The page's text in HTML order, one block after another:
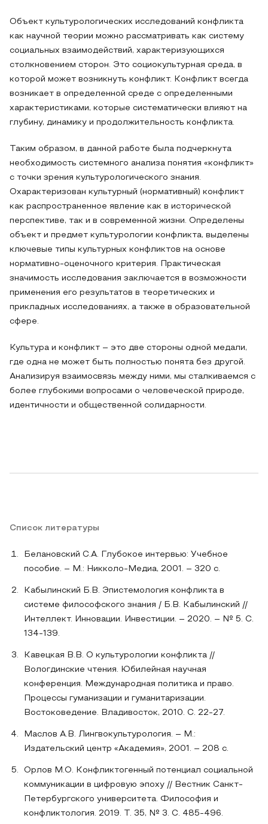
Объект культурологических исследований конфликта
как научной теории можно рассматривать как систему
социальных взаимодействий, характеризующихся
столкновением сторон. Это социокультурная среда, в
которой может возникнуть конфликт. Конфликт всегда
возникает в определенной среде с определенными
характеристиками, которые систематически влияют на
глубину, динамику и продолжительность конфликта.
Таким образом, в данной работе была подчеркнута
необходимость системного анализа понятия «конфликт»
с точки зрения культурологического знания.
Охарактеризован культурный (нормативный) конфликт
как распространенное явление как в исторической
перспективе, так и в современной жизни. Определены
объект и предмет культурологии конфликта, выделены
ключевые типы культурных конфликтов на основе
нормативно-оценочного критерия. Практическая
значимость исследования заключается в возможности
применения его результатов в теоретических и
прикладных исследованиях, а также в образовательной
сфере.
Культура и конфликт – это две стороны одной медали,
где одна не может быть полностью понята без другой.
Анализируя взаимосвязь между ними, мы сталкиваемся с
более глубокими вопросами о человеческой природе,
идентичности и общественной солидарности.
Список литературы
Белановский С.А. Глубокое интервью: Учебное
пособие. – М.: Никколо-Медиа, 2001. – 320 с.
Кабылинский Б.В. Эпистемология конфликта в
системе философского знания / Б.В. Кабылинский //
Интеллект. Инновации. Инвестиции. – 2020. – № 5. С.
134-139.
Кавецкая В.В. О культурологии конфликта //
Вологдинские чтения. Юбилейная научная
конференция. Международная политика и право.
Процессы гуманизации и гуманитаризации.
Востоковедение. Владивосток, 2010. С. 22-27.
Маслов А.В. Лингвокультурология. – М.:
Издательский центр «Академия», 2001. – 208 с.
Орлов М.О. Конфликтогенный потенциал социальной
коммуникации в цифровую эпоху // Вестник Санкт-
Петербургского университета. Философия и
конфликтология. 2019. Т. 35, № 3. С. 485-496.